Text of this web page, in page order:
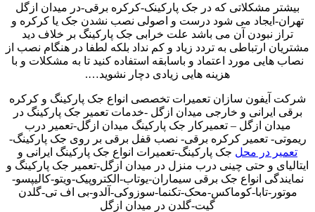
بیشتر مشکلاتی که در جک پارکینک-کرکره برقی-در میدان ازگل
تهران-ایجاد می شود درست و اصولی نصب نشدن جک یا کرکره و
تراز نبودن آن می باشد علت خرابی جک پارکینگ بر خلاف دید
مشتریان ارتباطی به تردد زیاد و کم نداد بلکه لطفا در هنگام نصب از
نصاب هایی مورد اعتماد و باسابقه استفاده کنید تا به مشکلات و با
هزینه هایی زیادی دچار نشوید….
شرکت آیفون سازان تعمیرات تخصصی انواع جک پارکینگ و کرکره
برقی ایرانی و خارجی میدان ازگل -خدمات تعمیر جک پارکینگ در
میدان ازگل – تعمیرکار جک پارکینگ میدان ازگل-تعمیر درب
ریموتی- تعمیر کرکره برقی- نصب قفل برقی بر روی جک پارکینگ-
تعمیر در محل جک پارکینگ-تعمیرات انواع جک پارکینگ ایرانی و
ایتالیای و حتی چینی درب منزل در میدان ازگل-تعمیر جک پارکینگ و
نمایندگی انواع جک برقی سیماران-یوتاب-الکتروپیک-ویتو-کالیپسو-
موتور-تابا-کوماکس-محک-تکنما-سوزوکی-آلدو-بی اف تی-گلدن
گیت-گلدن در میدان ازگل